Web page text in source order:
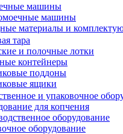
машины
машины
материалы и
тара
и полочные лотки
контейнеры
поддоны
ящики
и упаковочное
для копчения
оборудование
оборудование